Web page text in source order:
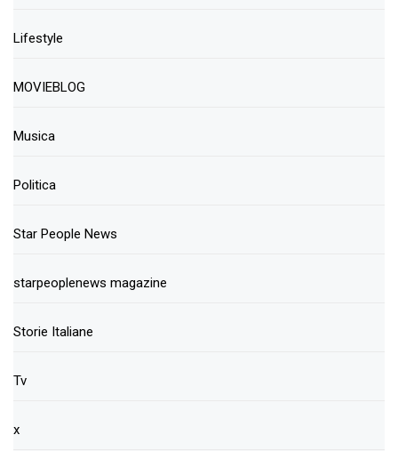
Lifestyle
MOVIEBLOG
Musica
Politica
Star People News
starpeoplenews magazine
Storie Italiane
Tv
x